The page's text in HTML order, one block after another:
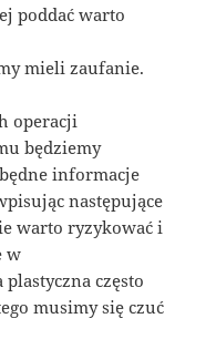
poddać warto
mieli zaufanie.
operacji
będziemy
informacje
następujące
warto ryzykować i
w
często
musimy się czuć